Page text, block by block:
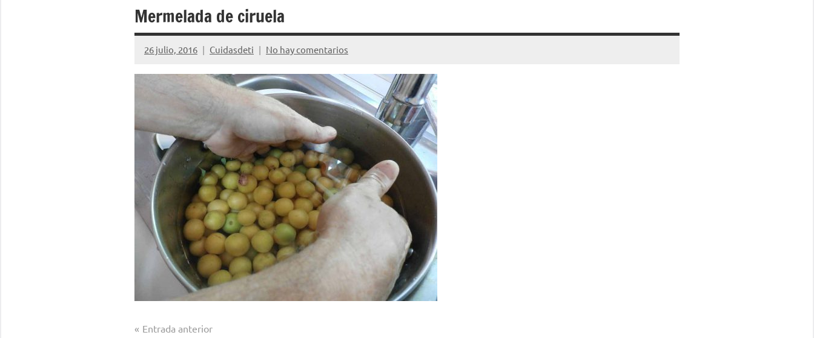
Mermelada de ciruela
26 julio, 2016 Cuidasdeti No hay comentarios
Navegación
Entrada anterior